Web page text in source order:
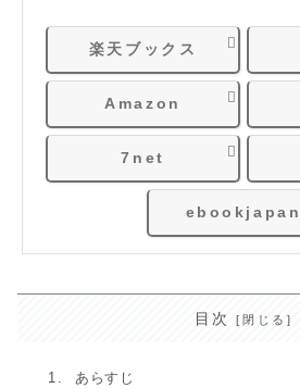
楽天ブックス
Amazon
7net
ebookjapan
目次
あらすじ